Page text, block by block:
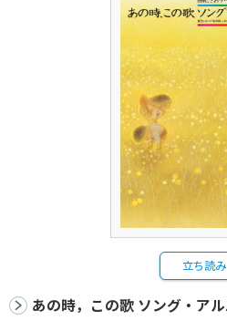
立ち読み
あの時，この歌 ソング・アル